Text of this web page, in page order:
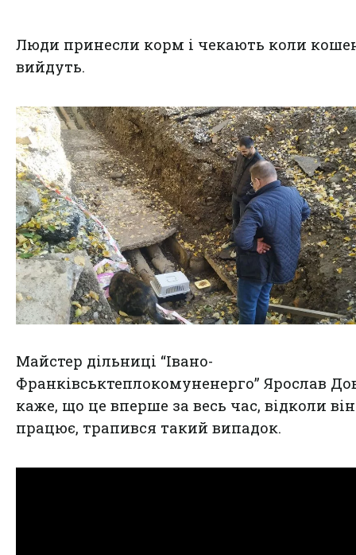
Люди принесли корм і чекають коли
вийдуть.
Майстер дільниці “Івано-
Франківськтеплокомуненерго” Ярослав
каже, що це вперше за весь час, відколи він
працює, трапився такий випадок.